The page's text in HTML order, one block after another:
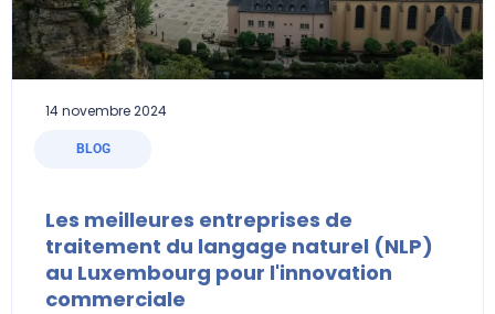
BLOG
Les meilleures entreprises de
traitement du langage naturel (NLP)
au Luxembourg pour l'innovation
commerciale
14 novembre 2024